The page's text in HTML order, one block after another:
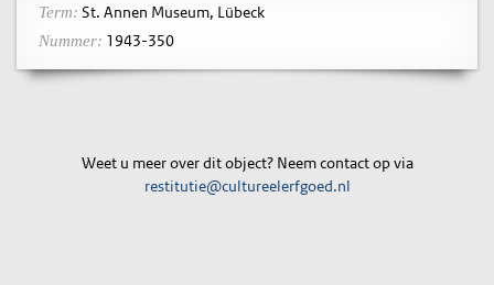
Term: St. Annen Museum, Lübeck
Nummer: 1943-350
Weet u meer over dit object? Neem contact op via
restitutie@cultureelerfgoed.nl